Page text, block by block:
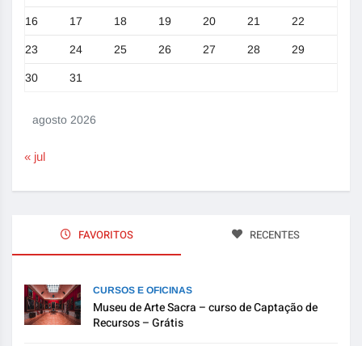
agosto 2026
16 17 18 19 20 21 22
23 24 25 26 27 28 29
30 31
« jul
FAVORITOS RECENTES
CURSOS E OFICINAS
Museu de Arte Sacra – curso de Captação de
Recursos – Grátis